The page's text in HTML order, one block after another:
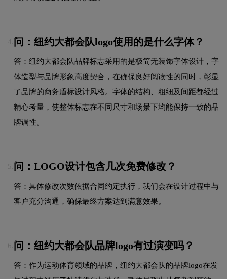
4. 问：纽约大都会队logo使用的是什么字体？
答：纽约大都会队品牌标志采用的是极简无装饰字体设计，字
体造型与品牌形象高度契合，在确保良好阅读性的同时，彰显
了品牌的商务盾标设计风格。字体的结构、粗细及间距都经过
精心考量，使整体标志在不同尺寸和场景下均能保持一致的品
牌调性。
5. 问：LOGO设计包含几次免费修改？
答：具体修改次数依据合同约定执行，我们会在设计过程中与
客户充分沟通，确保最终方案达到满意效果。
6. 问：纽约大都会队品牌logo有过演变吗？
答：作为运动体育领域的品牌，纽约大都会队的品牌logo在发